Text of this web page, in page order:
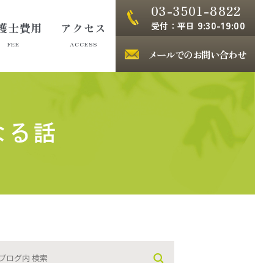
士費用
FEE
アクセス
ACCESS
03-3501-8822
受付：平日 9:30-19:00
メールでのお問い合わせ
話